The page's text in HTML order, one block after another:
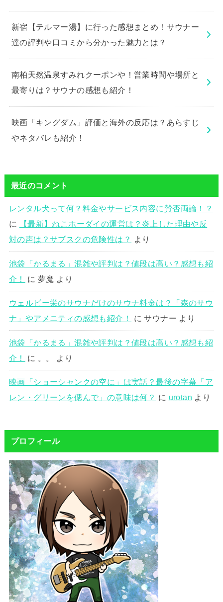
新宿【テルマー湯】に行った感想まとめ！サウナー
達の評判や口コミから分かった魅力とは？
南柏天然温泉すみれクーポンや！営業時間や場所と
最寄りは？サウナの感想も紹介！
映画「キングダム」評価と海外の反応は？あらすじ
やネタバレも紹介！
最近のコメント
レンタル犬って何？料金やサービス内容に賛否両論！？
に
【最新】ねこホーダイの運営は？炎上した理由や反
対の声は？サブスクの危険性は？
より
池袋「かるまる」混雑や評判は？値段は高い？感想も紹
介！
に 夢魔 より
ウェルビー栄のサウナだけのサウナ料金は？「森のサウ
ナ」やアメニティの感想も紹介！
にサウナー より
池袋「かるまる」混雑や評判は？値段は高い？感想も紹
介！
に 。。 より
映画「ショーシャンクの空に」は実話？最後の字幕「ア
レン・グリーンを偲んで」の意味は何？ に urotan より
プロフィール